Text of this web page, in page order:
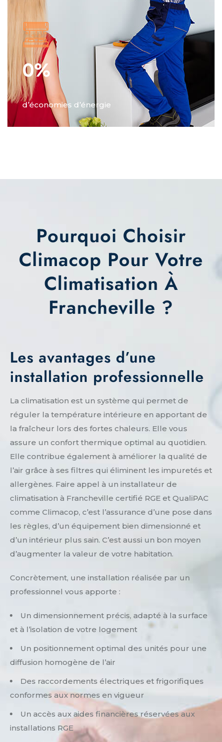
0%
d’économies d’énergie
Pourquoi Choisir
Climacop Pour Votre
Climatisation À
Francheville ?
Les avantages d’une
installation professionnelle
La climatisation est un système qui permet de
réguler la température intérieure en apportant de
la fraîcheur lors des fortes chaleurs. Elle vous
assure un confort thermique optimal au quotidien.
Elle contribue également à améliorer la qualité de
l’air grâce à ses filtres qui éliminent les impuretés et
allergènes. Faire appel à un installateur de
climatisation à Francheville certifié RGE et QualiPAC
comme Climacop, c’est l’assurance d’une pose dans
les règles, d’un équipement bien dimensionné et
d’un intérieur plus sain. C’est aussi un bon moyen
d’augmenter la valeur de votre habitation.
Concrètement, une installation réalisée par un
professionnel vous apporte :
Un dimensionnement précis, adapté à la surface
et à l’isolation de votre logement
Un positionnement optimal des unités pour une
diffusion homogène de l’air
Des raccordements électriques et frigorifiques
conformes aux normes en vigueur
Un accès aux aides financières réservées aux
installations RGE